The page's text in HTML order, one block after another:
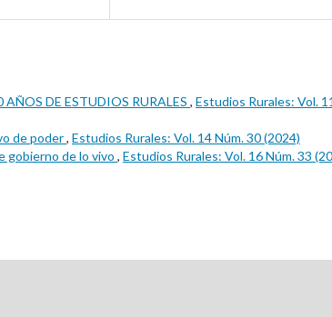
AÑOS DE ESTUDIOS RURALES , Estudios Rurales: Vol. 11
de poder, Estudios Rurales: Vol. 14 Núm. 30 (2024)
gobierno de lo vivo , Estudios Rurales: Vol. 16 Núm. 33